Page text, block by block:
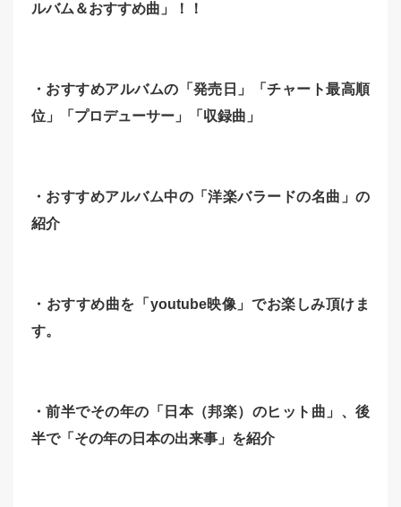
ルバム＆おすすめ曲」！！
・おすすめアルバムの「発売日」「チャート最高順
位」「 プロデューサー」「収録曲」
・おすすめアルバム中の「洋楽バラードの名曲」の
紹介
・おすすめ曲を「youtube映像」でお楽しみ頂けま
す。
・前半でその年の「日本（邦楽）のヒット曲」、後
半で「その年の日本の出来事」を紹介